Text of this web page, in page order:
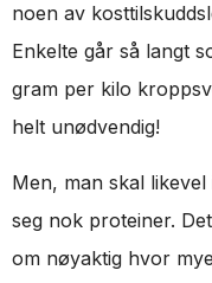
noen av
Enkelte går så langt
gram per kilo
helt unødvendig!
Men, man skal
seg nok proteiner.
om nøyaktig hvor